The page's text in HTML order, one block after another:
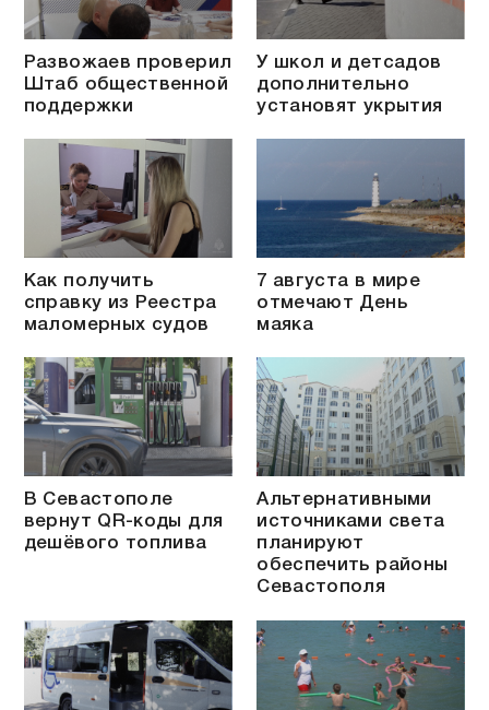
Развожаев проверил
Штаб общественной
поддержки
У школ и детсадов
дополнительно
установят укрытия
Как получить
справку из Реестра
маломерных судов
7 августа в мире
отмечают День
маяка
В Севастополе
вернут QR-коды для
дешёвого топлива
Альтернативными
источниками света
планируют
обеспечить районы
Севастополя